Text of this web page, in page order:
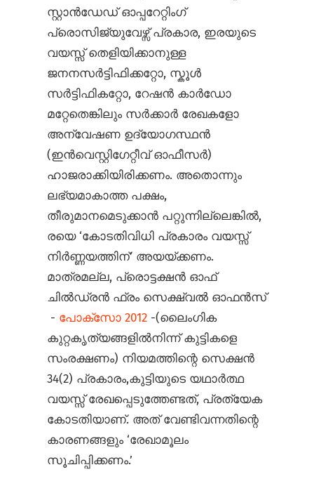
സ്റ്റാൻഡേഡ് ഓപ്പറേറ്റിംഗ്
പ്രൊസിജ്യുവേഴ്സ് പ്രകാര, ഇരയുടെ
വയസ്സ് തെളിയിക്കാനുള്ള
ജനനസർട്ടിഫിക്കറ്റോ, സ്കൂൾ
സർട്ടിഫികറ്റോ, റേഷൻ കാർഡോ
മറ്റേതെങ്കിലും സർക്കാർ രേഖകളോ
അന്വേഷണ ഉദ്യോഗസ്ഥൻ
(ഇൻ‌വെസ്റ്റിഗേറ്റീവ് ഓഫീസർ)
ഹാജരാക്കിയിരിക്കണം. അതൊന്നും
ലഭ്യമാകാത്ത പക്ഷം,
തീരുമാനമെടുക്കാൻ പറ്റുന്നില്ലെങ്കിൽ,
രയെ ‘കോടതിവിധി പ്രകാരം വയസ്സ്
നിർണ്ണയത്തിന്’ അയയ്ക്കണം.
മാത്രമല്ല, പ്രൊട്ടക്ഷൻ ഓഫ്
ചിൽഡ്രൻ ഫ്രം സെക്ഷ്വൽ ഓഫൻസ്
- പോക്സോ 2012 -(ലൈംഗിക
കുറ്റകൃത്യങ്ങളിൽനിന്ന് കുട്ടികളെ
സംരക്ഷണം) നിയമത്തിന്റെ സെക്ഷൻ
34(2) പ്രകാരം,കുട്ടിയുടെ യഥാർത്ഥ
വയസ്സ് രേഖപ്പെടുത്തേണ്ടത്, പ്രത്യേക
കോടതിയാണ്. അത് വേണ്ടിവന്നതിന്റെ
കാരണങ്ങളും ‘രേഖാമൂലം
സൂചിപ്പിക്കണം.’